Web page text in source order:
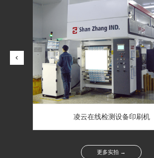
凌云在线检测设备印刷机
更多实拍 →